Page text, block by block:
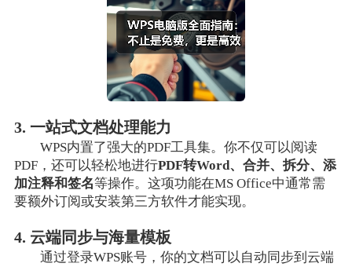
3. 一站式文档处理能力
WPS内置了强大的PDF工具集。你不仅可以阅读
PDF，还可以轻松地进行PDF转Word、合并、拆分、添
加注释和签名等操作。这项功能在MS Office中通常需
要额外订阅或安装第三方软件才能实现。
4. 云端同步与海量模板
通过登录WPS账号，你的文档可以自动同步到云端